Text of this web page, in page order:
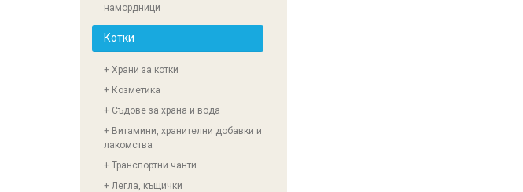
намордници
Котки
+ Храни за котки
+ Козметика
+ Съдове за храна и вода
+ Витамини, хранителни добавки и
лакомства
+ Транспортни чанти
+ Легла, къщички